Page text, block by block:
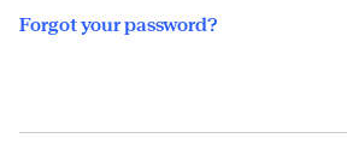
Forgot your password?